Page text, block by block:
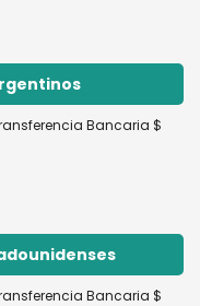
Bancaria $
Bancaria $